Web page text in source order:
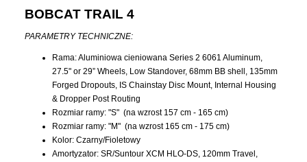
BOBCAT TRAIL 4
PARAMETRY TECHNICZNE:
Rama: Aluminiowa cieniowana Series 2 6061 Aluminum,
27.5" or 29” Wheels, Low Standover, 68mm BB shell, 135mm
Forged Dropouts, IS Chainstay Disc Mount, Internal Housing
& Dropper Post Routing
Rozmiar ramy: "S" (na wzrost 157 cm - 165 cm)
Rozmiar ramy: "M" (na wzrost 165 cm - 175 cm)
Kolor: Czarny/Fioletowy
Amortyzator: SR/Suntour XCM HLO-DS, 120mm Travel,